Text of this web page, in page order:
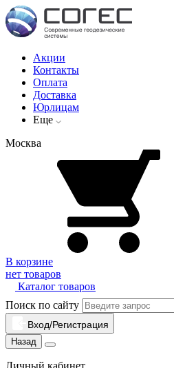
Акции
Контакты
Оплата
Доставка
Юрлицам
Еще
Москва
В корзине
нет товаров
Каталог товаров
Поиск по сайту
Вход/Регистрация
Назад
Личный кабинет